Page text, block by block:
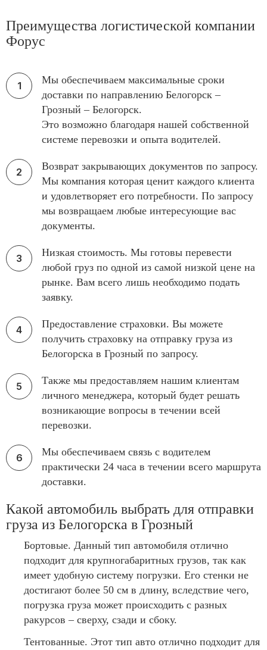
Преимущества логистической компании
Форус
Мы обеспечиваем максимальные сроки
доставки по направлению Белогорск –
Грозный – Белогорск.
Это возможно благодаря нашей собственной
системе перевозки и опыта водителей.
Возврат закрывающих документов по запросу.
Мы компания которая ценит каждого клиента
и удовлетворяет его потребности. По запросу
мы возвращаем любые интересующие вас
документы.
Низкая стоимость. Мы готовы перевести
любой груз по одной из самой низкой цене на
рынке. Вам всего лишь необходимо подать
заявку.
Предоставление страховки. Вы можете
получить страховку на отправку груза из
Белогорска в Грозный по запросу.
Также мы предоставляем нашим клиентам
личного менеджера, который будет решать
возникающие вопросы в течении всей
перевозки.
Мы обеспечиваем связь с водителем
практически 24 часа в течении всего маршрута
доставки.
Какой автомобиль выбрать для отправки
груза из Белогорска в Грозный
Бортовые. Данный тип автомобиля отлично
подходит для крупногабаритных грузов, так как
имеет удобную систему погрузки. Его стенки не
достигают более 50 см в длину, вследствие чего,
погрузка груза может происходить с разных
ракурсов – сверху, сзади и сбоку.
Тентованные. Этот тип авто отлично подходит для